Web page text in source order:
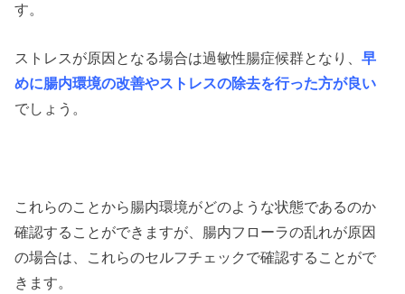
す。
ストレスが原因となる場合は過敏性腸症候群となり、早
めに腸内環境の改善やストレスの除去を行った方が良い
でしょう。
これらのことから腸内環境がどのような状態であるのか
確認することができますが、腸内フローラの乱れが原因
の場合は、これらのセルフチェックで確認することがで
きます。